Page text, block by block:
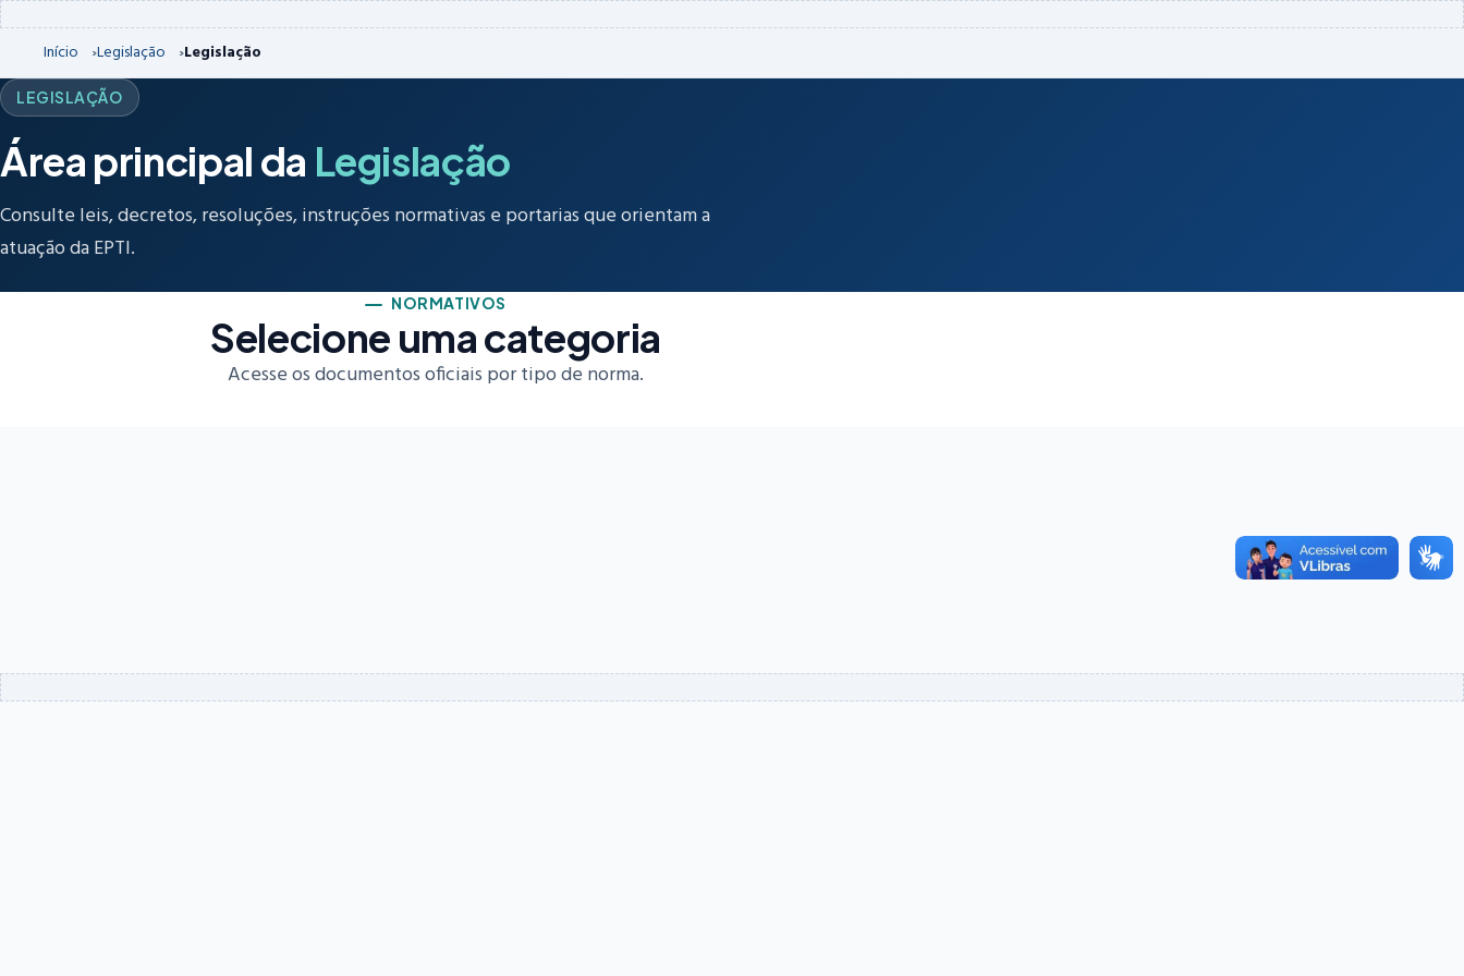
Início Legislação Legislação
LEGISLAÇÃO
Área principal da Legislação
Consulte leis, decretos, resoluções, instruções normativas e portarias que orientam a
atuação da EPTI.
NORMATIVOS
Selecione uma categoria
Acesse os documentos oficiais por tipo de norma.